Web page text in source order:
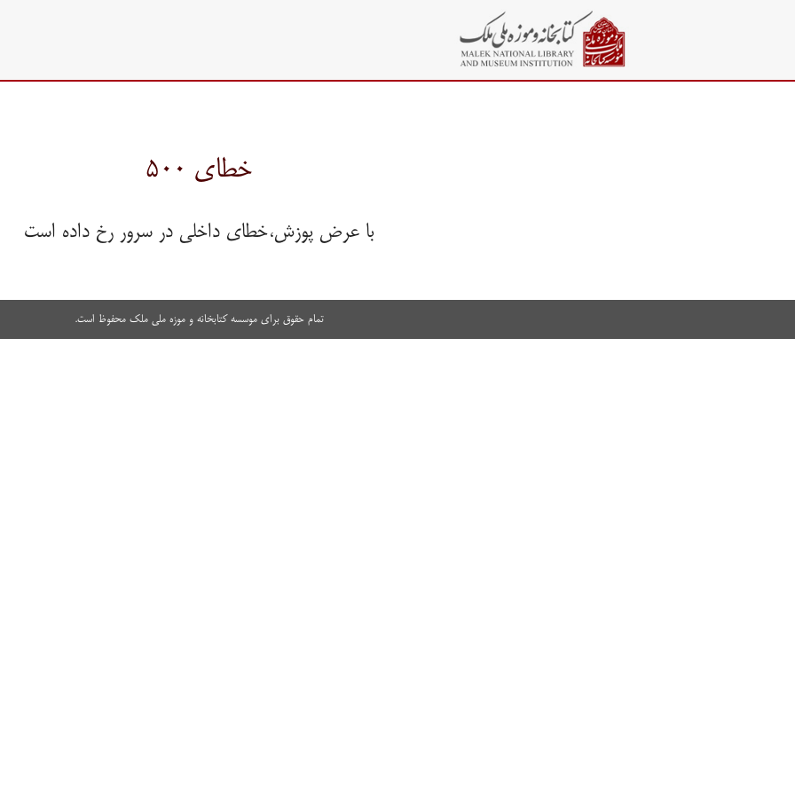
خطای ۵۰۰
با عرض پوزش،خطای داخلی در سرور رخ داده است
تمام حقوق برای موسسه کتابخانه و موزه ملی ملک محفوظ است.